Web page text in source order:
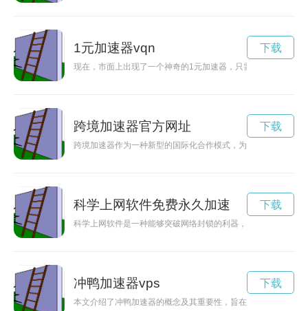
1元加速器vqn
现在，市面上出现了一个神奇的1元加速器，只需1元钱就可以
下载
跨境加速器官方网址
跨境加速器作为一种新型的国际化合作模式，为企业提供全方
下载
科学上网软件免费永久加速
科学上网软件是一种能够突破网络封锁的利器，让用户能够自
下载
冲鸭加速器vps
本文介绍了冲鸭加速器的概念及其重要性，旨在帮助人们追求
下载